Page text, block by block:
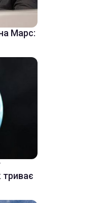
Марс:
триває